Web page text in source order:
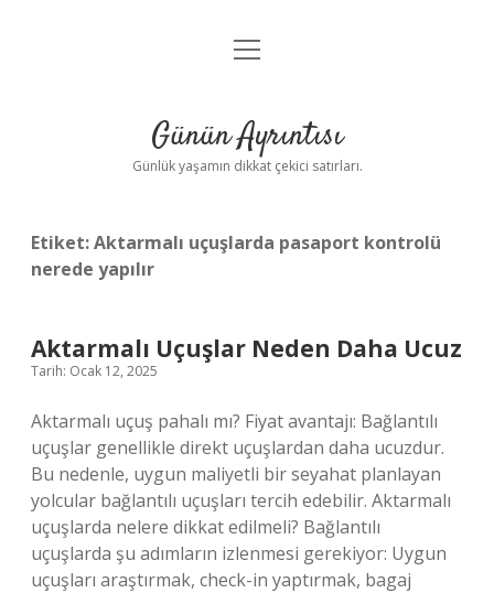
Anasayfa
Yasal Uyarı
menüyü
Günün Ayrıntısı
Günlük yaşamın dikkat çekici satırları.
Etiket:Aktarmalı uçuşlarda pasaport kontrolü
nerede yapılır
Aktarmalı Uçuşlar Neden Daha Ucuz
Tarih: Ocak 12, 2025
Aktarmalı uçuş pahalı mı? Fiyat avantajı: Bağlantılı
uçuşlar genellikle direkt uçuşlardan daha ucuzdur.
Bu nedenle, uygun maliyetli bir seyahat planlayan
yolcular bağlantılı uçuşları tercih edebilir. Aktarmalı
uçuşlarda nelere dikkat edilmeli? Bağlantılı
uçuşlarda şu adımların izlenmesi gerekiyor: Uygun
uçuşları araştırmak, check-in yaptırmak, bagaj